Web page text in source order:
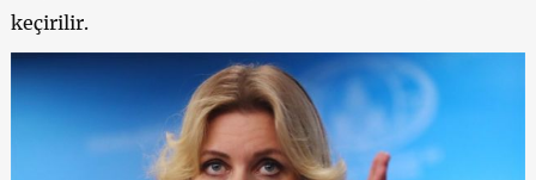
keçirilir.